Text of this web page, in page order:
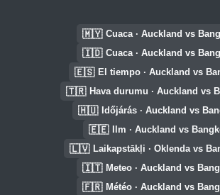
🇲🇾 Cuaca · Auckland vs
🇮🇩 Cuaca · Auckland vs
🇪🇸 El tiempo · Auckland vs
🇹🇷 Hava durumu · Auckland vs
🇭🇺 Időjárás · Auckland vs
🇪🇪 Ilm · Auckland vs
🇱🇻 Laikapstākļi · Oklenda vs
🇮🇹 Meteo · Auckland vs
🇫🇷 Météo · Auckland vs